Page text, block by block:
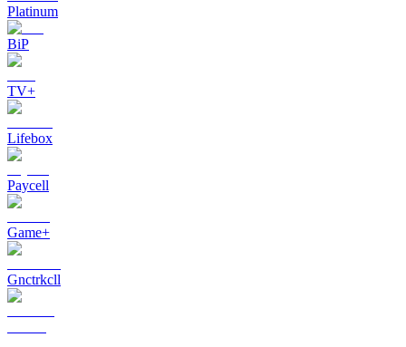
Platinum
BiP
TV+
Lifebox
Paycell
Game+
Gnctrkcll